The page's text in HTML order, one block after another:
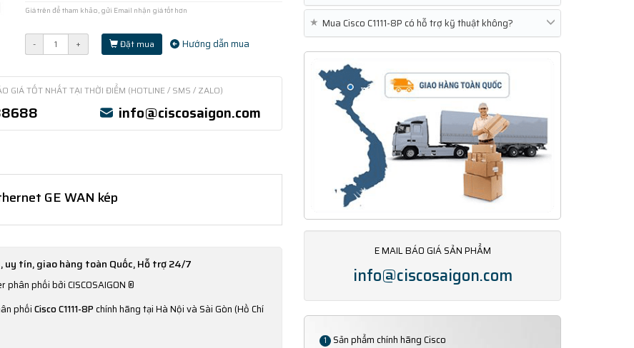
Giá trên để tham khảo, gửi Email nhận giá tốt hơn
- + Đặt mua Hướng dẫn mua
GIÁ TỐT NHẤT TẠI THỜI ĐIỂM (HOTLINE / SMS / ZALO)
info@ciscosaigon.com
GE WAN kép
uy tín, giao hàng toàn Quốc, Hỗ trợ 24/7
phân phối bởi CISCOSAIGON ®
phốiCisco C1111-8Pchính hãng tại Hà Nội và Sài Gòn (Hồ Chí
★ Mua Cisco C1111-8P có hỗ trợ kỹ thuật không?
E MAIL BÁO GIÁ SẢN PHẨM
info@ciscosaigon.com
1 Sản phẩm chính hãng Cisco